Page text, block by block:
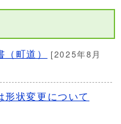
町道） [2025年8月
状変更について